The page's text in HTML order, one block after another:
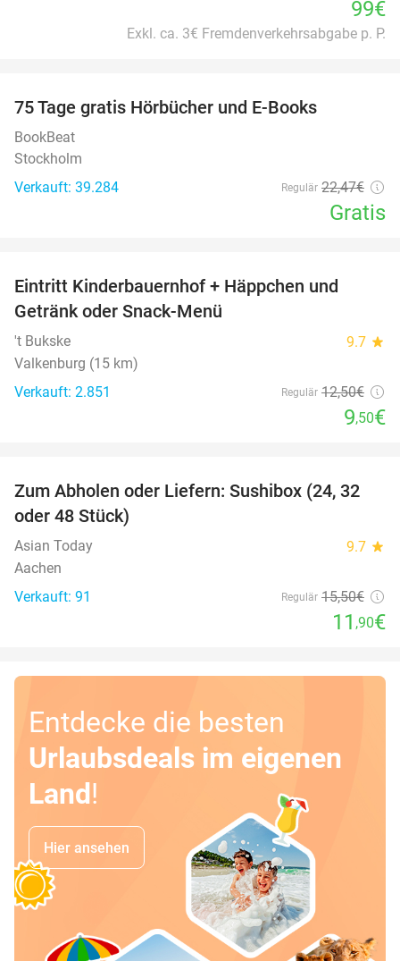
99€
Exkl. ca. 3€ Fremdenverkehrsabgabe p. P.
75 Tage gratis Hörbücher und E-Books
BookBeat
Stockholm
Verkauft: 39.284
Regulär 22,47€
Gratis
Eintritt Kinderbauernhof + Häppchen und
Getränk oder Snack-Menü
't Bukske 9.7 star
Valkenburg (15 km)
Verkauft: 2.851
Regulär 12,50€
9,50€
23%
Zum Abholen oder Liefern: Sushibox (24, 32
oder 48 Stück)
Asian Today 9.7 star
Aachen
Verkauft: 91
Regulär 15,50€
11 ,90€
Entdecke die besten
Urlaubsdeals im eigenen
Land!
Hier ansehen